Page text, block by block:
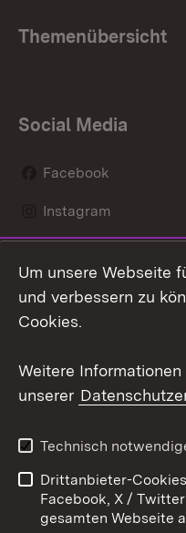
Themenübersicht
Social Media
Facebook
Instagram
Mastodon
Youtube
Kontakt
Barrierefreiheit
Impressum
Um unsere Webseite
und verbessern zu
Cookies.
Weitere
unserer
Technisch
Drittanbieter-
Facebook, X /
gesamten Webseite